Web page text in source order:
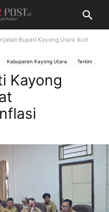
Bupati Kayong Utara Ikuti
Kabupaten Kayong Utara Terkini
Kayong